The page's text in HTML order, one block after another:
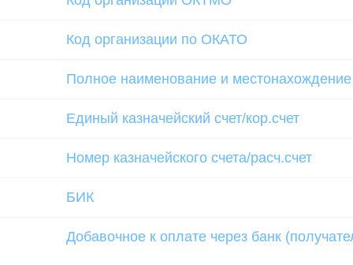
Код организации по ОКАТО
Полное наименование и местонахождение
Единый казначейский счет/кор.счет
Номер казначейского счета/расч.счет
БИК
Добавочное к оплате через банк